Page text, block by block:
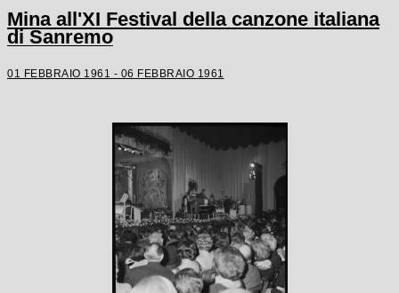
Mina all'XI Festival della canzone italiana
di Sanremo
01 FEBBRAIO 1961 - 06 FEBBRAIO 1961